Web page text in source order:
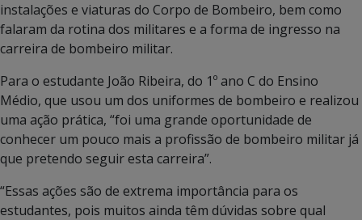
instalações e viaturas do Corpo de Bombeiro, bem como
falaram da rotina dos militares e a forma de ingresso na
carreira de bombeiro militar.
Para o estudante João Ribeira, do 1º ano C do Ensino
Médio, que usou um dos uniformes de bombeiro e realizou
uma ação prática, “foi uma grande oportunidade de
conhecer um pouco mais a profissão de bombeiro militar já
que pretendo seguir esta carreira”.
“Essas ações são de extrema importância para os
estudantes, pois muitos ainda têm dúvidas sobre qual